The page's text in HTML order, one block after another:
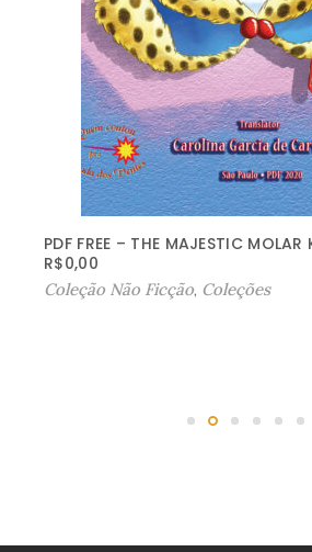
PDF FREE – THE MAJESTIC
R$0,00
Coleção Não Ficção, Coleções